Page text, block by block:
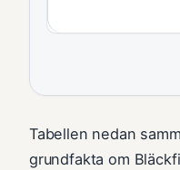
Tabellen nedan
grundfakta om